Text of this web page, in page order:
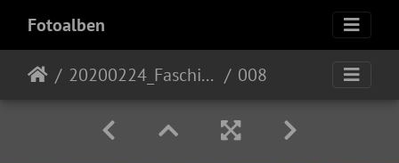
Fotoalben
20200224_Faschingszug 008